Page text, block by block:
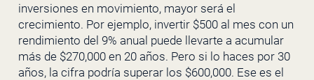
inversiones en movimiento, mayor será el
crecimiento. Por ejemplo, invertir $500 al mes con un
rendimiento del 9% anual puede llevarte a acumular
más de $270,000 en 20 años. Pero si lo haces por 30
años, la cifra podría superar los $600,000. Ese es el